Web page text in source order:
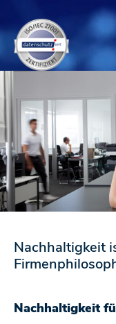
Nachhaltigkeit
Nachhaltigkeit